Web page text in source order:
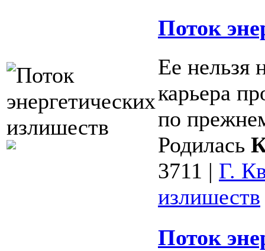
Поток
Ее нельзя
карьера
по
Родилась
3711 | Г.
излишеств
Поток